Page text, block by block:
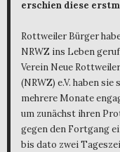
erschien diese
Rottweiler Bürger
NRWZ ins Leben
Verein Neue
(NRWZ) e.V. haben sie
mehrere Monate
um zunächst ihren
gegen den Fortgang
bis dato zwei